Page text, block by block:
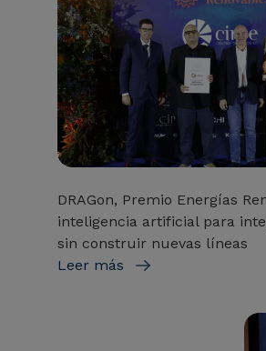
DRAGon, Premio Energías
inteligencia artificial para
sin construir nuevas líneas
Leer más